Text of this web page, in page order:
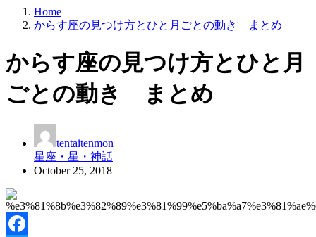
Home
からす座の見つけ方とひと月ごとの動き まとめ
からす座の見つけ方とひと月
ごとの動き まとめ
tentaitenmon
星座・星・神話
October 25, 2018